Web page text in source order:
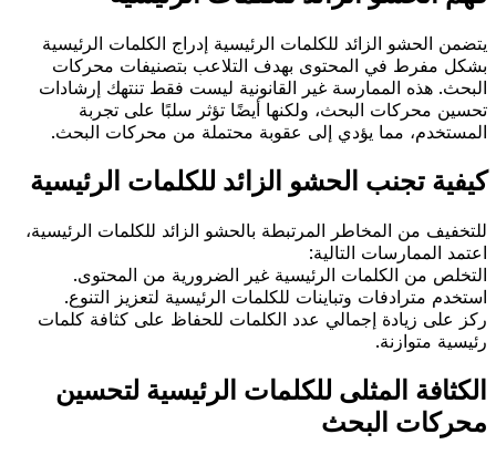
يتضمن الحشو الزائد للكلمات الرئيسية إدراج الكلمات الرئيسية
بشكل مفرط في المحتوى بهدف التلاعب بتصنيفات محركات
البحث. هذه الممارسة غير القانونية ليست فقط تنتهك إرشادات
تحسين محركات البحث، ولكنها أيضًا تؤثر سلبًا على تجربة
المستخدم، مما يؤدي إلى عقوبة محتملة من محركات البحث.
كيفية تجنب الحشو الزائد للكلمات الرئيسية
للتخفيف من المخاطر المرتبطة بالحشو الزائد للكلمات الرئيسية،
اعتمد الممارسات التالية:
التخلص من الكلمات الرئيسية غير الضرورية من المحتوى.
استخدم مترادفات وتباينات للكلمات الرئيسية لتعزيز التنوع.
ركز على زيادة إجمالي عدد الكلمات للحفاظ على كثافة كلمات
رئيسية متوازنة.
الكثافة المثلى للكلمات الرئيسية لتحسين
محركات البحث